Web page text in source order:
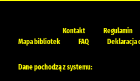
Kontakt Regulamin
Mapa bibliotek
FAQ Deklaracja
Dane pochodzą z systemu: